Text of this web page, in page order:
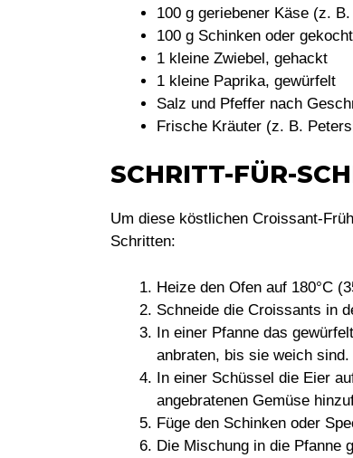
100 g geriebener Käse (z.
100 g Schinken oder
1 kleine Zwiebel, gehackt
1 kleine Paprika, gewürfelt
Salz und Pfeffer nach
Frische Kräuter (z. B.
SCHRITT-FÜR-
Um diese köstlichen Croissant-
Schritten:
Heize den Ofen auf 180°C
Schneide die Croissants in
In einer Pfanne das
anbraten, bis sie weich sind.
In einer Schüssel die Eier
angebratenen Gemüse
Füge den Schinken oder
Die Mischung in die Pfanne